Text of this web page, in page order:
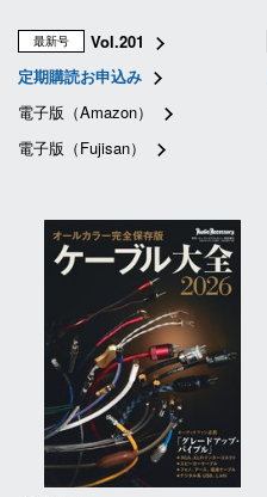
最新号
Vol.201
定期購読お申込み
電子版（Amazon）
電子版（Fujisan）